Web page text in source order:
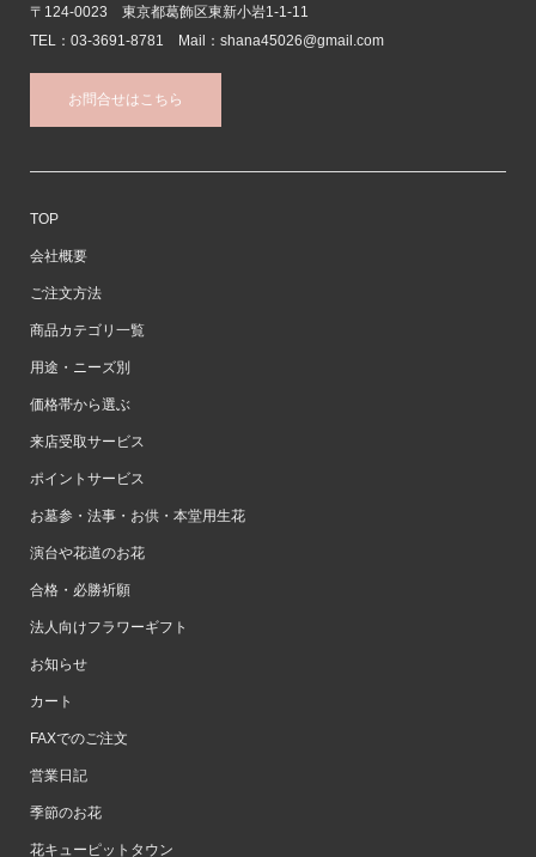
〒124-0023 東京都葛飾区東新小岩1-1-11
TEL：03-3691-8781 Mail：shana45026@gmail.com
お問合せはこちら
TOP
会社概要
ご注文方法
商品カテゴリ一覧
用途・ニーズ別
価格帯から選ぶ
来店受取サービス
ポイントサービス
お墓参・法事・お供・本堂用生花
演台や花道のお花
合格・必勝祈願
法人向けフラワーギフト
お知らせ
カート
FAXでのご注文
営業日記
季節のお花
花キューピットタウン